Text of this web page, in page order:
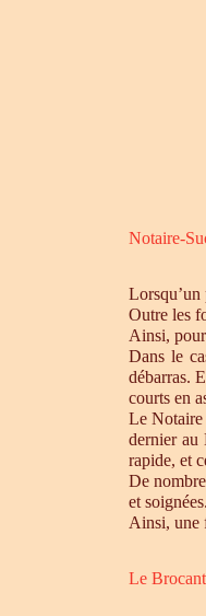
Notaire-
Lorsqu’un
Outre les
Ainsi, pour
Dans le
débarras.
courts en
Le Notaire
dernier au
rapide, et
De
et soignées.
Ainsi, une
Le